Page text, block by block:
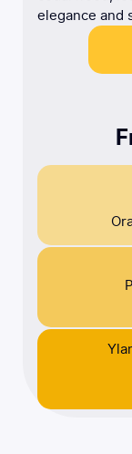
elegance and